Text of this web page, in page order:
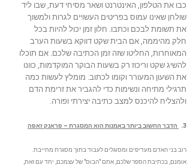
כבו את הטלפון, האינטרנט ושאר מסיחי דעת, שבו ליד
שולחן שאינו עמוס בפריטים העשויים לגרות ולמשוך
את תשומת לבכם וכתבו. חלון זמן יכול להיות בכל
חלק מהיממה, אם הבית שקט דווקא בשעות הערב
המאוחרות, החליטו שזה זמן הכתיבה שלכם. אם תוכלו
להשיג שקט וריכוז רק בשעות הבוקר המוקדמות, כוונו
את השעון המעורר וקומו לכתוב. מומלץ לעשות כמה
תרגילי מתיחה ונשימות כדי להגביר את זרימת הדם
ולהצליח להיכנס למצב כתיבה יצירתי ופורה.
3. הדבר החשוב ביותר באמנות הוא המסגרת – פראנק זאפה
רוב בני האדם מעדיפים ומסוגלים לעבוד בתוך מסגרת מחייבת.
אומנם, בכתיבת הספר שלכם, אתם "הבוס" של עצמכם, יחד עם זאת,